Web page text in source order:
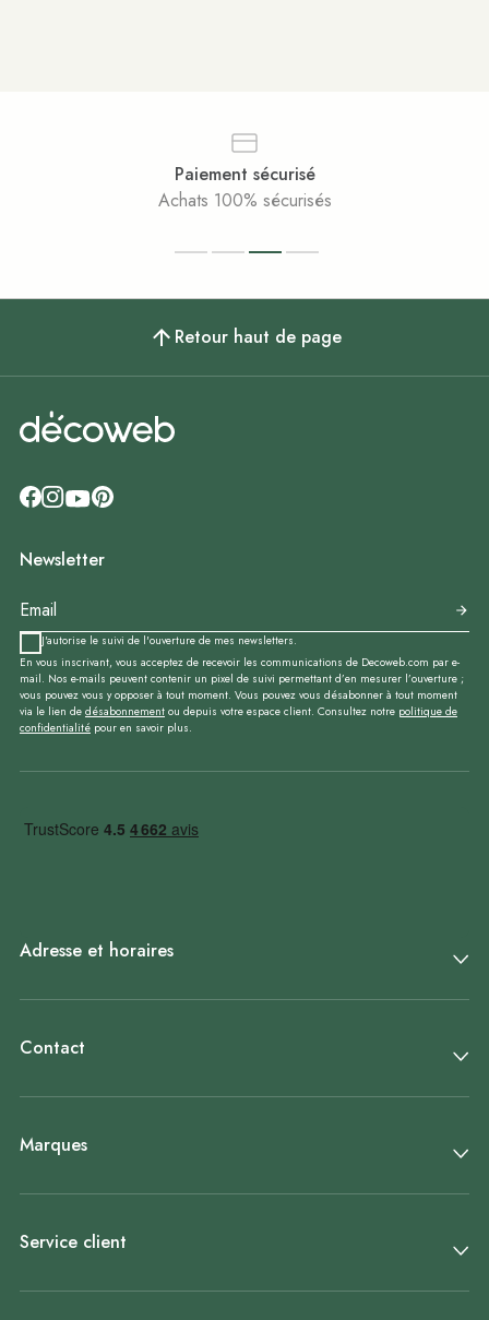
Paiement sécurisé
Achats 100% sécurisés
Retour haut de page
Newsletter
J'autorise le suivi de l'ouverture de mes newsletters.
En vous inscrivant, vous acceptez de recevoir les communications de Decoweb.com par e-
mail. Nos e-mails peuvent contenir un pixel de suivi permettant d’en mesurer l’ouverture ;
vous pouvez vous y opposer à tout moment. Vous pouvez vous désabonner à tout moment
via le lien de désabonnement ou depuis votre espace client. Consultez notre politique de
confidentialité pour en savoir plus.
Adresse et horaires
Contact
Marques
Service client